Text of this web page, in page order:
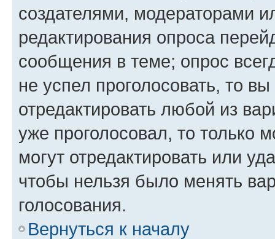
создателями, модераторами
редактирования опроса
сообщения в теме; опрос
не успел проголосовать, то
отредактировать любой из
уже проголосовал, то только
могут отредактировать или
чтобы нельзя было менять
голосования.
Вернуться к началу